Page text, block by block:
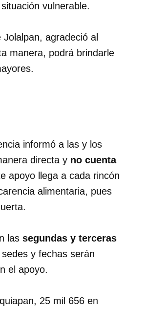
vulnerable.
agradeció al
manera, podrá brindarle
informó a las y los
directa y no cuenta
apoyo llega a cada rincón
alimentaria, pues
las segundas y terceras
y fechas serán
el apoyo.
25 mil 656 en